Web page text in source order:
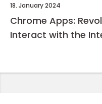
18. January 2024
Chrome Apps:
Interact with the